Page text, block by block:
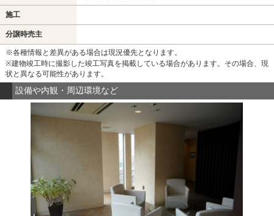
施工
分譲時売主
※各種情報と差異がある場合は現況優先となります。
※建物竣工時に撮影した竣工写真を掲載している場合があります。その場合、現
状と異なる可能性があります。
設備や内観・周辺環境など